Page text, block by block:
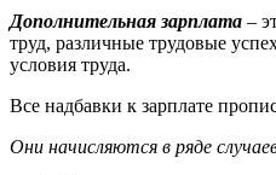
Дополнительная зарплата –
труд, различные трудовые
условия труда.
Все надбавки к зарплате
Они начисляются в ряде